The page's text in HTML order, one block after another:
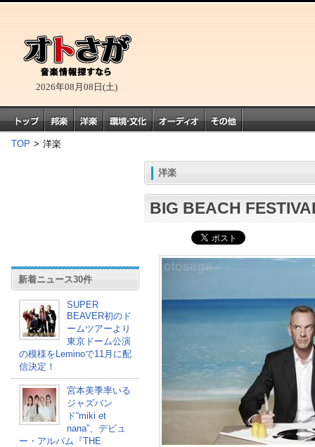
2026年08月08日(土)
TOP > 洋楽
新着ニュース30件
SUPER
BEAVER初のド
ームツアーより
東京ドーム公演
の模様をLeminoで11月に配
信決定！
宮本美季率いる
ジャズバン
ド“miki et
nana”、デビュ
ー・アルバム『THE
洋楽
BIG BEACH